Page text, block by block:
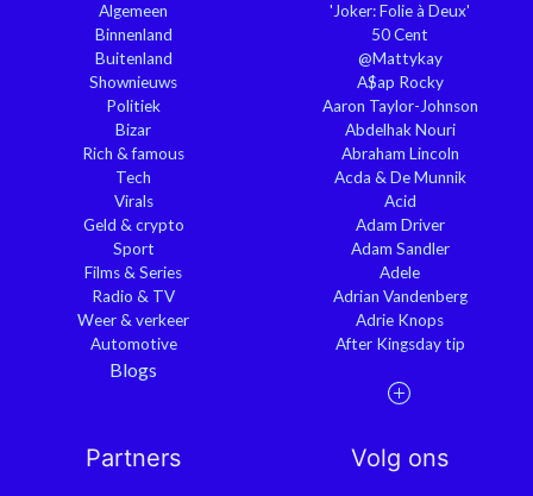
Algemeen
Binnenland
Buitenland
Shownieuws
Politiek
Bizar
Rich & famous
Tech
Virals
Geld & crypto
Sport
Films & Series
Radio & TV
Weer & verkeer
Automotive
Blogs
'Joker: Folie à Deux'
50 Cent
@Mattykay
A$ap Rocky
Aaron Taylor-Johnson
Abdelhak Nouri
Abraham Lincoln
Acda & De Munnik
Acid
Adam Driver
Adam Sandler
Adele
Adrian Vandenberg
Adrie Knops
After Kingsday tip
Partners Volg ons